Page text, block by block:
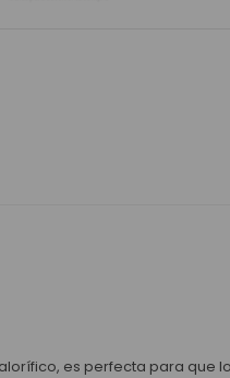
es perfecta para que